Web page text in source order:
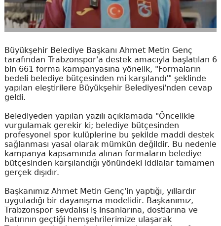
Büyükşehir Belediye Başkanı Ahmet Metin Genç
tarafından Trabzonspor'a destek amacıyla başlatılan 6
bin 661 forma kampanyasına yönelik, "Formaların
bedeli belediye bütçesinden mi karşılandı'" şeklinde
yapılan eleştirilere Büyükşehir Belediyesi'nden cevap
geldi.
Belediyeden yapılan yazılı açıklamada "Öncelikle
vurgulamak gerekir ki; belediye bütçesinden
profesyonel spor kulüplerine bu şekilde maddi destek
sağlanması yasal olarak mümkün değildir. Bu nedenle
kampanya kapsamında alınan formaların belediye
bütçesinden karşılandığı yönündeki iddialar tamamen
gerçek dışıdır.
Başkanımız Ahmet Metin Genç'in yaptığı, yıllardır
uyguladığı bir dayanışma modelidir. Başkanımız,
Trabzonspor sevdalısı iş insanlarına, dostlarına ve
hatırının geçtiği hemşehrilerimize ulaşarak